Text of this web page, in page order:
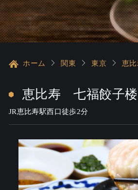
ホーム 関東 東京 恵
恵比寿 七福餃子楼
JR恵比寿駅西口徒歩2分